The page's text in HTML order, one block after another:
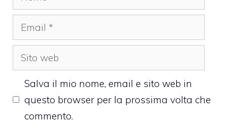
Email
Sito
web
Salva il mio nome, email e sito web in
questo browser per la prossima volta che
commento.